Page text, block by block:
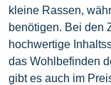
kleine Rassen,
benötigen. Bei den
hochwertige
das Wohlbefinden
gibt es auch im